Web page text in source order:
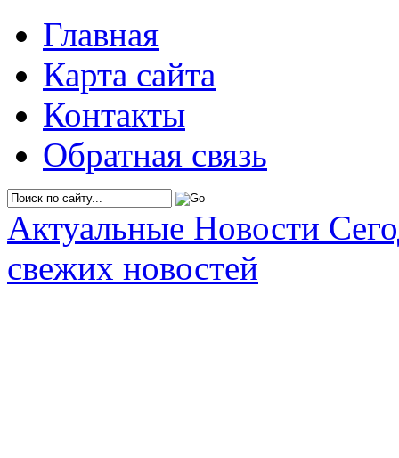
Главная
Карта сайта
Контакты
Обратная связь
Актуальные Новости
свежих новостей